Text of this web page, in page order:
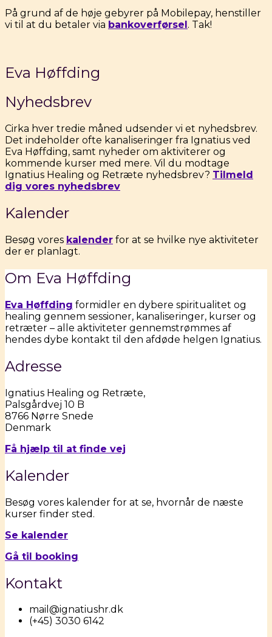
På grund af de høje gebyrer på Mobilepay, henstiller
vi til at du betaler via bankoverførsel. Tak!
Eva Høffding
Nyhedsbrev
Cirka hver tredie måned udsender vi et nyhedsbrev.
Det indeholder ofte kanaliseringer fra Ignatius ved
Eva Høffding, samt nyheder om aktiviterer og
kommende kurser med mere. Vil du modtage
Ignatius Healing og Retræte nyhedsbrev? Tilmeld
dig vores nyhedsbrev
Kalender
Besøg vores kalender for at se hvilke nye aktiviteter
der er planlagt.
Om Eva Høffding
Eva Høffding formidler en dybere spiritualitet og
healing gennem sessioner, kanaliseringer, kurser og
retræter – alle aktiviteter gennemstrømmes af
hendes dybe kontakt til den afdøde helgen Ignatius.
Adresse
Ignatius Healing og Retræte,
Palsgårdvej 10 B
8766 Nørre Snede
Denmark
Få hjælp til at finde vej
Kalender
Besøg vores kalender for at se, hvornår de næste
kurser finder sted.
Se kalender
Gå til booking
Kontakt
mail@ignatiushr.dk
(+45) 3030 6142